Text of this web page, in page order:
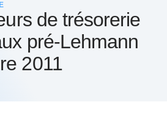
de trésorerie
pré-Lehmann
2011